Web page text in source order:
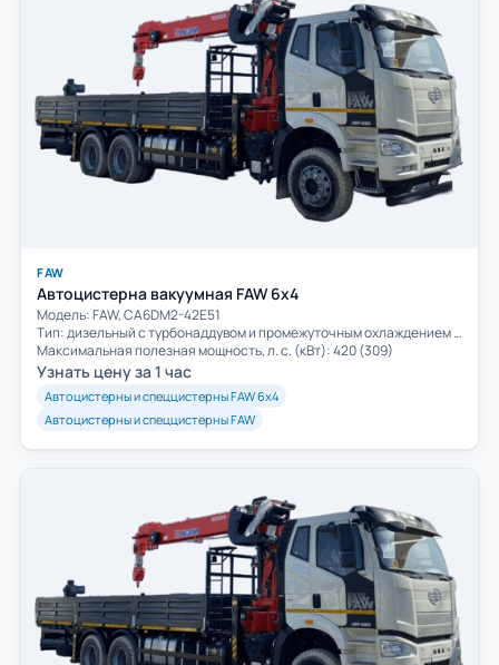
FAW
Автоцистерна вакуумная FAW 6х4
Модель: FAW, CA6DM2-42E51
Тип: дизельный с турбонаддувом и промежуточным охлаждением воздуха
Максимальная полезная мощность, л. с. (кВт): 420 (309)
Узнать цену за 1 час
Автоцистерны и спеццистерны FAW 6х4
Автоцистерны и спеццистерны FAW